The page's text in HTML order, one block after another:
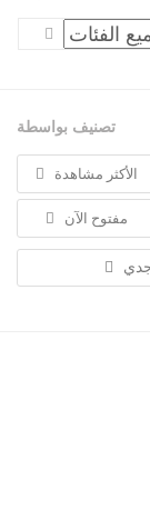
تصنيف بواسطة
الأكثر مشاهدة
مفتوح الآن